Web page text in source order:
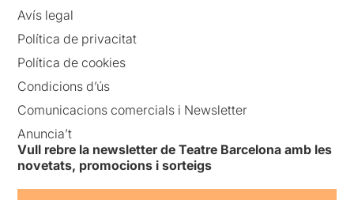
Avís legal
Política de privacitat
Política de cookies
Condicions d’ús
Comunicacions comercials i Newsletter
Anuncia’t
Vull rebre la newsletter de Teatre Barcelona amb les
novetats, promocions i sorteigs